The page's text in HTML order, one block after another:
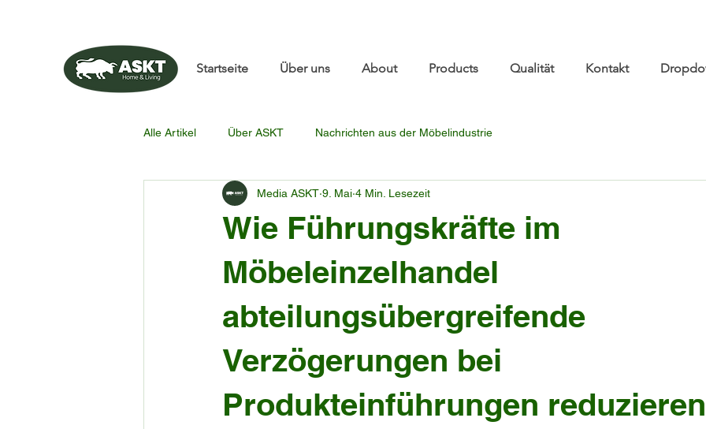
Startseite Über uns About Products Qualität Kontakt
Alle Artikel Über ASKT Nachrichten aus der Möbelindustrie
Wie Führungskräfte im
Möbeleinzelhandel
abteilungsübergreifende
Verzögerungen bei
Produkteinführungen reduzieren
Media ASKT 9. Mai 4 Min. Lesezeit